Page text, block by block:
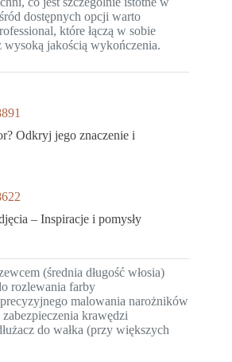
dostępnych opcji warto
które łączą w sobie
jakością wykończenia.
Odkryj jego znaczenie i
– Inspiracje i pomysły
(średnia długość włosia)
rozlewania farby
malowania narożników
krawędzi
do wałka (przy większych